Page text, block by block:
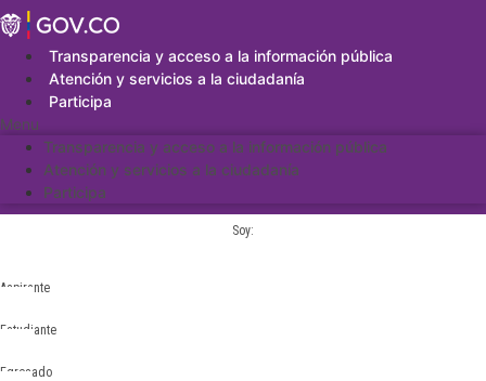
Saltar
al
contenidoTransparencia y acceso a la información pública
Atención y servicios a la ciudadanía
Participa
Menu
Transparencia y acceso a la información pública
Atención y servicios a la ciudadanía
Participa
Soy:
Aspirante
Estudiante
Egresado